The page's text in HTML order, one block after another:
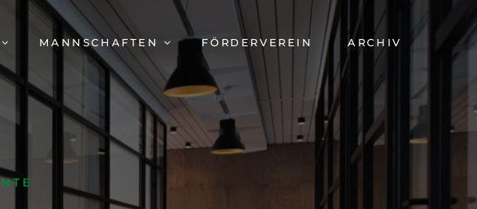
MANNSCHAFTEN FÖRDERVEREIN ARCHIV